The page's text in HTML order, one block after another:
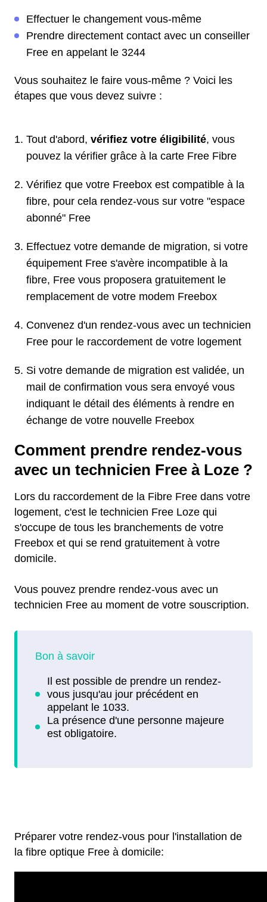
Effectuer le changement vous-même
Prendre directement contact avec un conseiller
Free en appelant le 3244
Vous souhaitez le faire vous-même ? Voici les
étapes que vous devez suivre :
Tout d'abord, vérifiez votre éligibilité, vous
pouvez la vérifier grâce à la carte Free Fibre
Vérifiez que votre Freebox est compatible à la
fibre, pour cela rendez-vous sur votre "espace
abonné" Free
Effectuez votre demande de migration, si votre
équipement Free s'avère incompatible à la
fibre, Free vous proposera gratuitement le
remplacement de votre modem Freebox
Convenez d'un rendez-vous avec un technicien
Free pour le raccordement de votre logement
Si votre demande de migration est validée, un
mail de confirmation vous sera envoyé vous
indiquant le détail des éléments à rendre en
échange de votre nouvelle Freebox
Comment prendre rendez-vous
avec un technicien Free à Loze ?
Lors du raccordement de la Fibre Free dans votre
logement, c'est le technicien Free Loze qui
s'occupe de tous les branchements de votre
Freebox et qui se rend gratuitement à votre
domicile.
Vous pouvez prendre rendez-vous avec un
technicien Free au moment de votre souscription.
Préparer votre rendez-vous pour l'installation de
la fibre optique Free à domicile: